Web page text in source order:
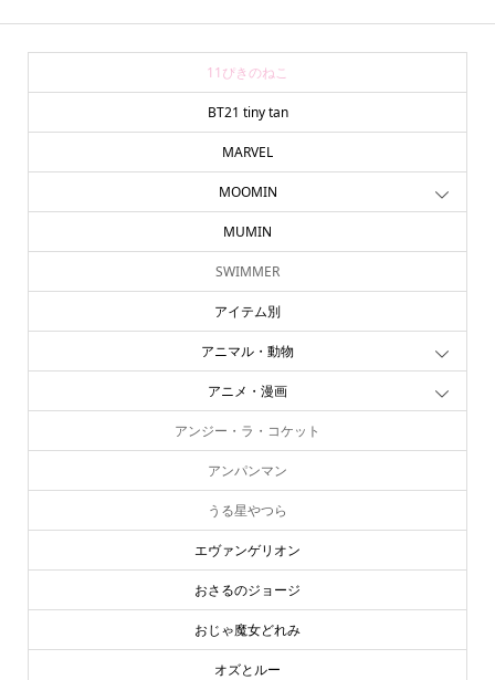
11ぴきのねこ
BT21 tiny tan
MARVEL
MOOMIN
MUMIN
SWIMMER
アイテム別
アニマル・動物
アニメ・漫画
アンジー・ラ・コケット
アンパンマン
うる星やつら
エヴァンゲリオン
おさるのジョージ
おじゃ魔女どれみ
オズとルー